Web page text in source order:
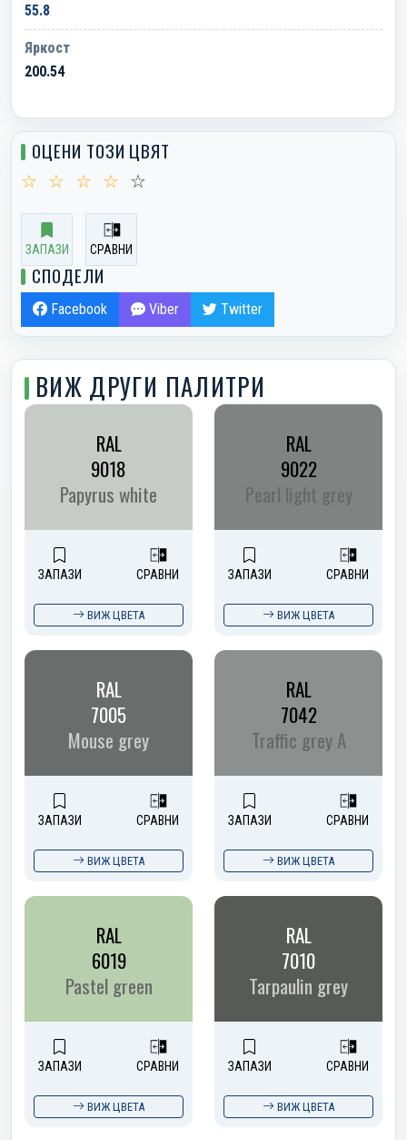
55.8
Яркост
200.54
ОЦЕНИ ТОЗИ ЦВЯТ
☆ ☆ ☆ ☆ ☆
ЗАПАЗИ СРАВНИ
СПОДЕЛИ
Facebook Viber Twitter
ВИЖ ДРУГИ ПАЛИТРИ
RAL
9018
Papyrus white
ЗАПАЗИ СРАВНИ
ВИЖ ЦВЕТА
RAL
9022
Pearl light grey
ЗАПАЗИ СРАВНИ
ВИЖ ЦВЕТА
RAL
7005
Mouse grey
ЗАПАЗИ СРАВНИ
ВИЖ ЦВЕТА
RAL
7042
Traffic grey A
ЗАПАЗИ СРАВНИ
ВИЖ ЦВЕТА
RAL
6019
Pastel green
ЗАПАЗИ СРАВНИ
ВИЖ ЦВЕТА
RAL
7010
Tarpaulin grey
ЗАПАЗИ СРАВНИ
ВИЖ ЦВЕТА